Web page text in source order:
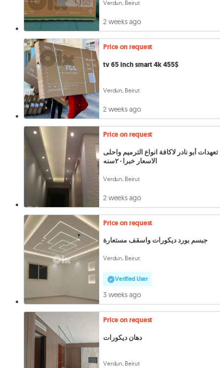
Verdun, Beirut
2 weeks ago
Price on request
tv 65 inch smart 4k 455$
Verdun, Beirut
2 weeks ago
Price on request
تعهدات أبو نادر لاكافة انواع الترميم واحلى
الاسعار خبرا٢٠سنه
Verdun, Beirut
2 weeks ago
Price on request
جبسم بورد ديكورات واسقف مستعارة
Verdun, Beirut
Verified User
3 weeks ago
Price on request
دهان ديكورات
Verdun, Beirut